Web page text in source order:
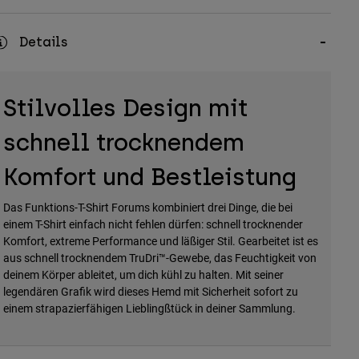
Details
Stilvolles Design mit
schnell trocknendem
Komfort und Bestleistung
Das Funktions-T-Shirt Forums kombiniert drei Dinge, die bei
einem T-Shirt einfach nicht fehlen dürfen: schnell trocknender
Komfort, extreme Performance und läßiger Stil. Gearbeitet ist es
aus schnell trocknendem TruDri™-Gewebe, das Feuchtigkeit von
deinem Körper ableitet, um dich kühl zu halten. Mit seiner
legendären Grafik wird dieses Hemd mit Sicherheit sofort zu
einem strapazierfähigen Lieblingßtück in deiner Sammlung.